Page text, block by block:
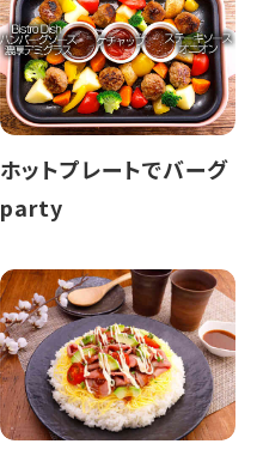
ホットプレートでバーグ
party